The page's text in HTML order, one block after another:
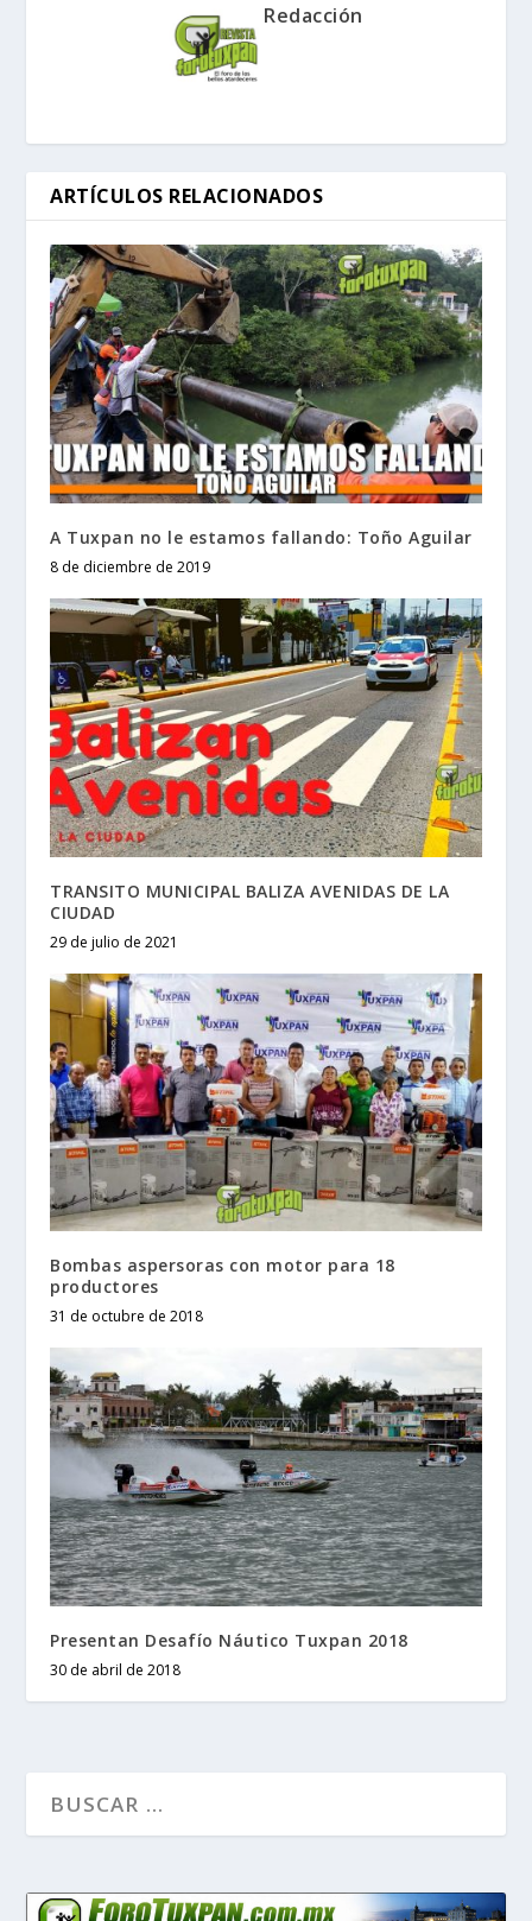
Redacción
ARTÍCULOS RELACIONADOS
A Tuxpan no le estamos fallando: Toño Aguilar
8 de diciembre de 2019
TRANSITO MUNICIPAL BALIZA AVENIDAS DE LA
CIUDAD
29 de julio de 2021
Bombas aspersoras con motor para 18
productores
31 de octubre de 2018
Presentan Desafío Náutico Tuxpan 2018
30 de abril de 2018